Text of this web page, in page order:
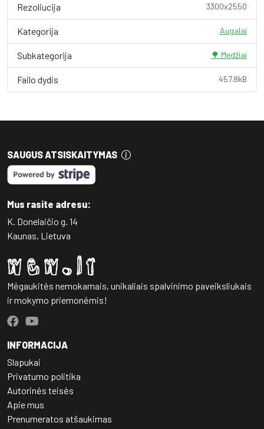
Rezoliucija 3300x2550
Kategorija Augalai
Subkategorija 🌳 Medžiai
Failo dydis 457.8kB
SAUGUS ATSISKAITYMAS
Mus rasite adresu:
K. Donelaičio g. 14
Kaunas, Lietuva
Mėgaukitės nemokamais, unikaliais spalvinimo paveiksliukais
ir mokymo priemonėmis!
INFORMACIJA
Slapukai
Privatumo politika
Autorinės teisės
Apie mus
Prenumeratos atšaukimas